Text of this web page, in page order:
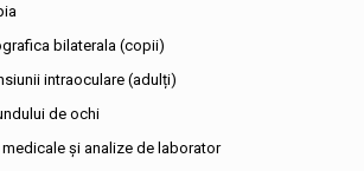
bilaterala (copii)
intraoculare (adulți)
de ochi
și analize de laborator